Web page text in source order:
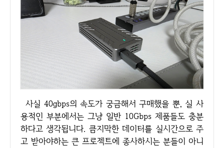
사실 40gbps의 속도가 궁금해서 구매했을 뿐, 실 사
용적인 부분에서는 그냥 일반 10Gbps 제품들도 충분
하다고 생각됩니다. 큼지막한 데이터를 실시간으로 주
고 받아야하는 큰 프로젝트에 종사하시는 분들이 아니